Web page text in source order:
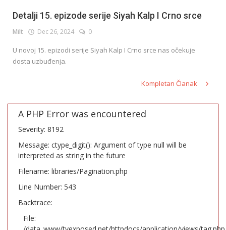
Detalji 15. epizode serije Siyah Kalp I Crno srce
Milt Dec 26, 2024 0
U novoj 15. epizodi serije Siyah Kalp I Crno srce nas očekuje
dosta uzbuđenja.
Kompletan Članak
A PHP Error was encountered
Severity: 8192
Message: ctype_digit(): Argument of type null will be
interpreted as string in the future
Filename: libraries/Pagination.php
Line Number: 543
Backtrace:
File: